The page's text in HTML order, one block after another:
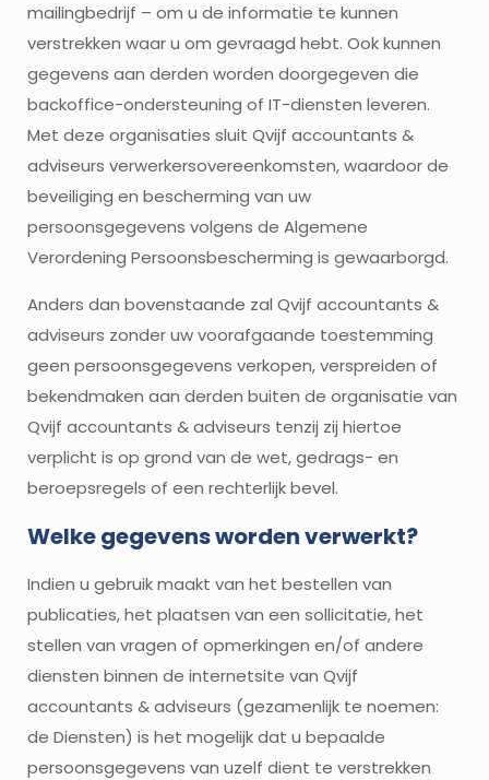
mailingbedrijf – om u de informatie te kunnen
verstrekken waar u om gevraagd hebt. Ook kunnen
gegevens aan derden worden doorgegeven die
backoffice-ondersteuning of IT-diensten leveren.
Met deze organisaties sluit Qvijf accountants &
adviseurs verwerkersovereenkomsten, waardoor de
beveiliging en bescherming van uw
persoonsgegevens volgens de Algemene
Verordening Persoonsbescherming is gewaarborgd.
Anders dan bovenstaande zal Qvijf accountants &
adviseurs zonder uw voorafgaande toestemming
geen persoonsgegevens verkopen, verspreiden of
bekendmaken aan derden buiten de organisatie van
Qvijf accountants & adviseurs tenzij zij hiertoe
verplicht is op grond van de wet, gedrags- en
beroepsregels of een rechterlijk bevel.
Welke gegevens worden verwerkt?
Indien u gebruik maakt van het bestellen van
publicaties, het plaatsen van een sollicitatie, het
stellen van vragen of opmerkingen en/of andere
diensten binnen de internetsite van Qvijf
accountants & adviseurs (gezamenlijk te noemen:
de Diensten) is het mogelijk dat u bepaalde
persoonsgegevens van uzelf dient te verstrekken